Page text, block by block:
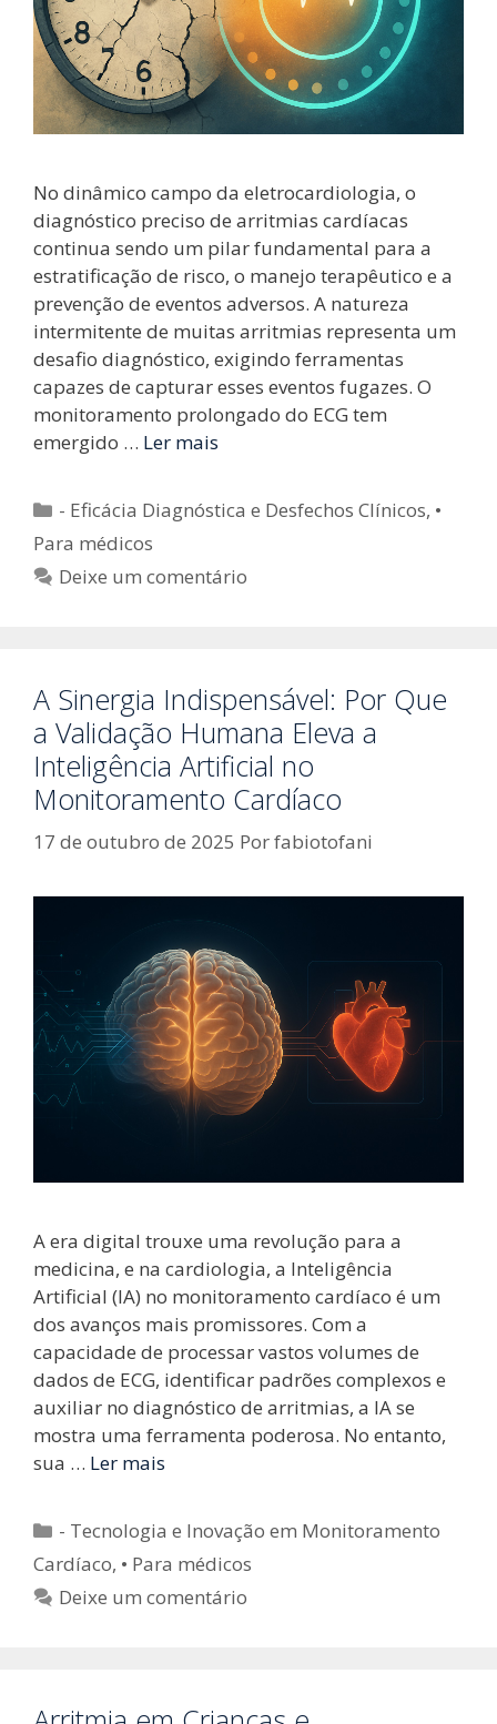
No dinâmico campo da eletrocardiologia, o
diagnóstico preciso de arritmias cardíacas
continua sendo um pilar fundamental para a
estratificação de risco, o manejo terapêutico e a
prevenção de eventos adversos. A natureza
intermitente de muitas arritmias representa um
desafio diagnóstico, exigindo ferramentas
capazes de capturar esses eventos fugazes. O
monitoramento prolongado do ECG tem
emergido … Ler mais
Categorias
- Eficácia Diagnóstica e Desfechos Clínicos, •
Para médicos
Deixe um comentário
A Sinergia Indispensável: Por Que
a Validação Humana Eleva a
Inteligência Artificial no
Monitoramento Cardíaco
17 de outubro de 2025 Porfabiotofani
A era digital trouxe uma revolução para a
medicina, e na cardiologia, a Inteligência
Artificial (IA) no monitoramento cardíaco é um
dos avanços mais promissores. Com a
capacidade de processar vastos volumes de
dados de ECG, identificar padrões complexos e
auxiliar no diagnóstico de arritmias, a IA se
mostra uma ferramenta poderosa. No entanto,
sua … Ler mais
Categorias
- Tecnologia e Inovação em Monitoramento
Cardíaco, • Para médicos
Deixe um comentário